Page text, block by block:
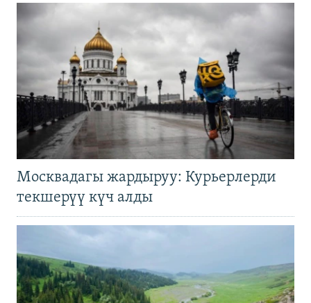
Москвадагы жардыруу: Курьерлерди
текшерүү күч алды